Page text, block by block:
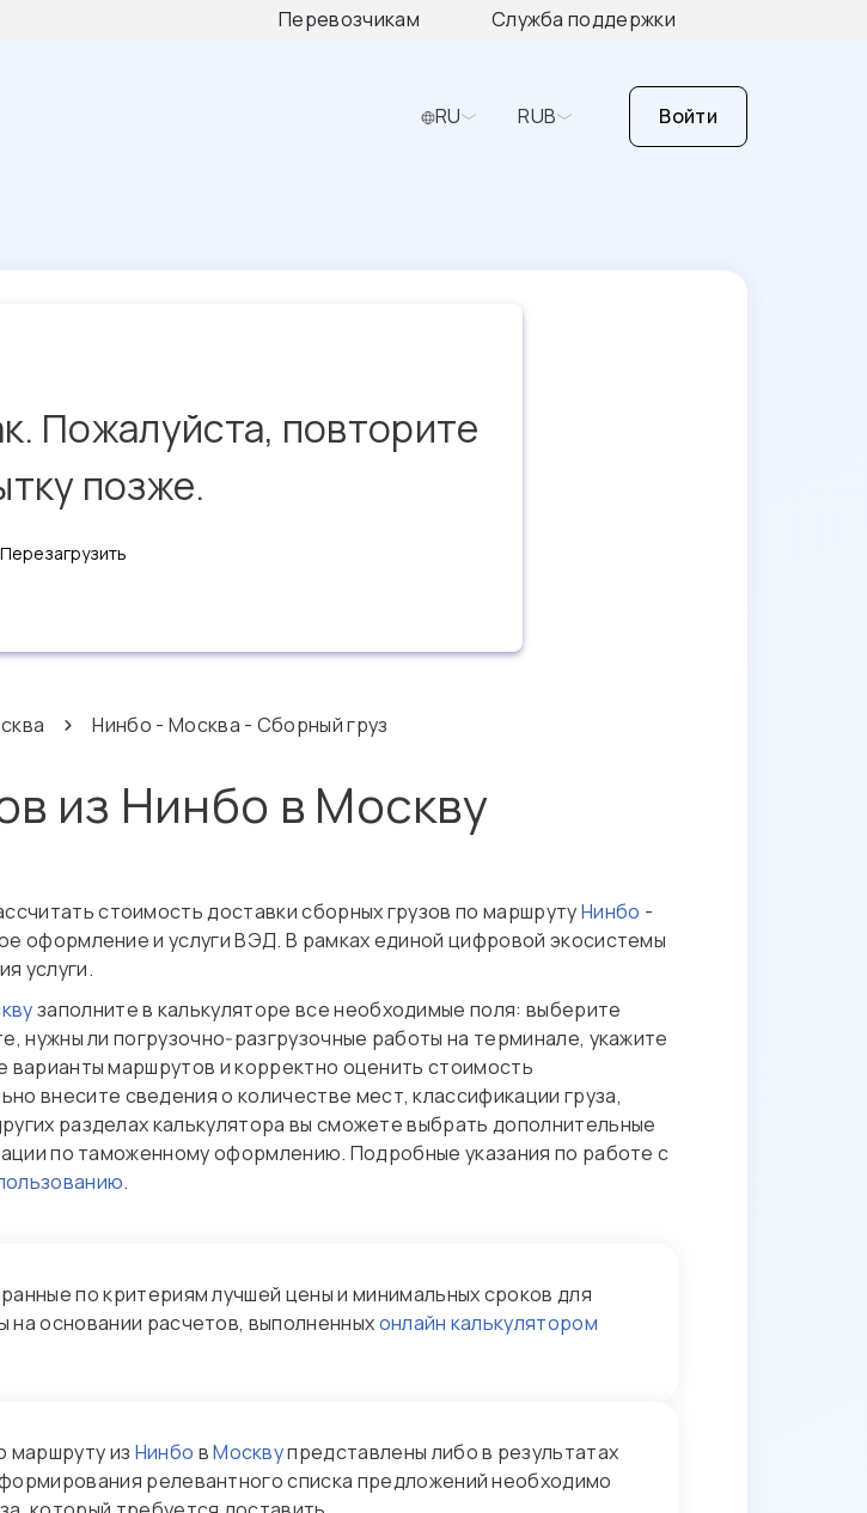
Перевозчикам Служба поддержки
RU RUB Войти
Пожалуйста, повторите
позже.
Перезагрузить
Нинбо - Москва - Сборный груз
из Нинбо в Москву
стоимость доставки сборных грузов по маршрутуНинбо -
оформление и услуги ВЭД. В рамках единой цифровой экосистемы
услуги.
заполните в калькуляторе все необходимые поля: выберите
нужны ли погрузочно‑разгрузочные работы на терминале, укажите
варианты маршрутов и корректно оценить стоимость
внесите сведения о количестве мест, классификации груза,
разделах калькулятора вы сможете выбрать дополнительные
по таможенному оформлению. Подробные указания по работе с
.
по критериям лучшей цены и минимальных сроков для
основании расчетов, выполненныхонлайн калькулятором
маршруту из Нинбо вМосквупредставлены либо в результатах
релевантного списка предложений необходимо